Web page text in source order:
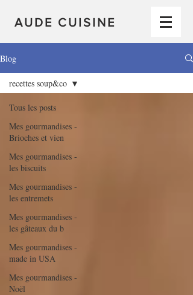
AUDE CUISINE
Blog
Tous les posts
Mes gourmandises -
Brioches et vien
Mes gourmandises -
les biscuits
Mes gourmandises -
les entremets
Mes gourmandises -
les gâteaux du b
Mes gourmandises -
made in USA
Mes gourmandises -
Noël
recettes soup&co